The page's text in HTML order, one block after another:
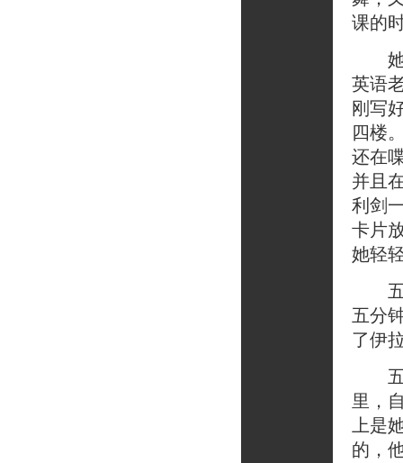
课的
她
英语
刚写
四楼
还在
并且
利剑
卡片
她轻
五
五分
了伊
五
里，
上是
的，